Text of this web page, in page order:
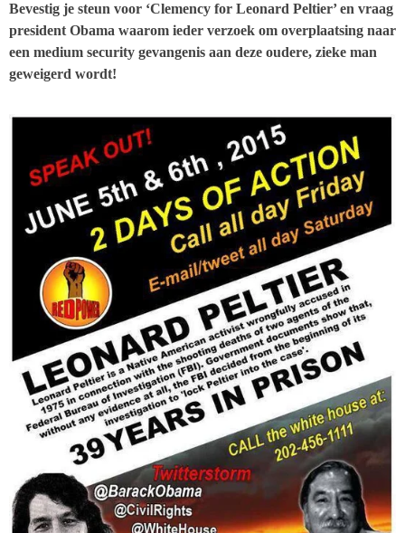
Bevestig je steun voor ‘Clemency for Leonard Peltier’ en vraag
president Obama waarom ieder verzoek om overplaatsing naar
een medium security gevangenis aan deze oudere, zieke man
geweigerd wordt!